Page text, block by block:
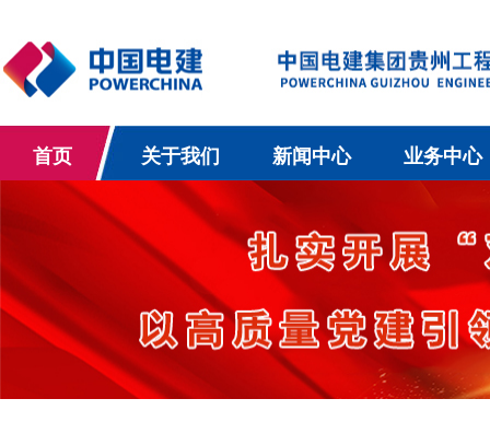
首页 关于我们 新闻中心 业务中心